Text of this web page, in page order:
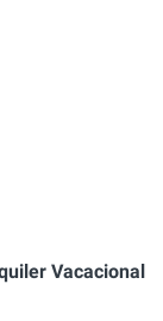
Vacacional